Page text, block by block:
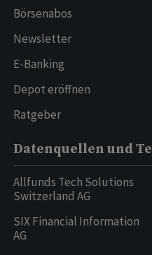
Börsenabos
Newsletter
E-Banking
Depot eröffnen
Ratgeber
Datenquellen und
Allfunds Tech Solutions
Switzerland AG
SIX Financial Information
AG